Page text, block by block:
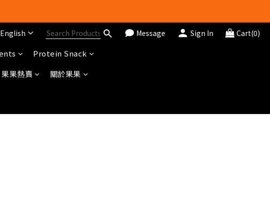
English Message Sign In Cart(0)
Protein Snack
果果熱賣
關於果果